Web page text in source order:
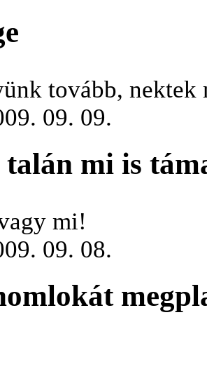
tovább, nektek
09. 09.
talán mi is
mi!
09. 08.